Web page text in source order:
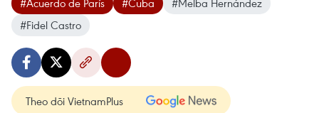
#Fidel Castro
Theo dõi VietnamPlus